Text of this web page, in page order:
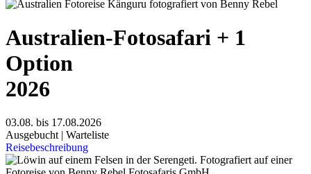
Australien-Fotosafari + 1
Option
2026
03.08. bis 17.08.2026
Ausgebucht | Warteliste
Reisebeschreibung